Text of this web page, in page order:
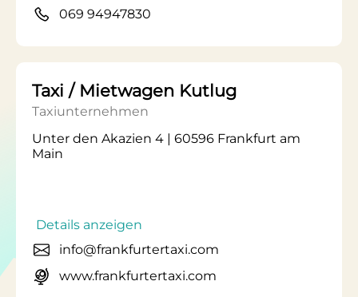
069 94947830
Taxi / Mietwagen Kutlug
Taxiunternehmen
Unter den Akazien 4 | 60596 Frankfurt am
Main
Details anzeigen
info@frankfurtertaxi.com
www.frankfurtertaxi.com